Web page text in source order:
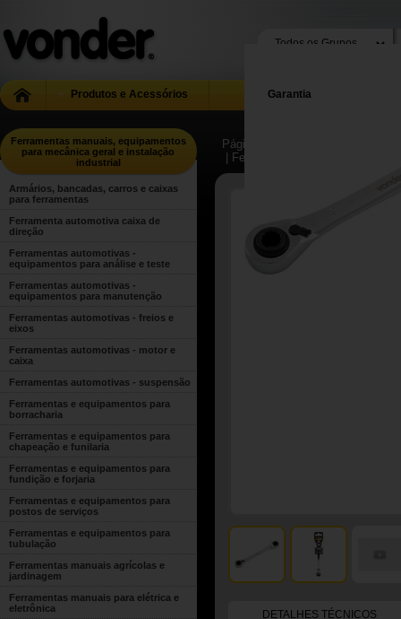
Produtos e Acessórios Garantia
Ferramentas manuais, equipamentos
para mecânica geral e instalação
industrial
Armários, bancadas, carros e caixas
para ferramentas
Ferramenta automotiva caixa de
direção
Ferramentas automotivas -
equipamentos para análise e teste
Ferramentas automotivas -
equipamentos para manutenção
Ferramentas automotivas - freios e
eixos
Ferramentas automotivas - motor e
caixa
Ferramentas automotivas - suspensão
Ferramentas e equipamentos para
borracharia
Ferramentas e equipamentos para
chapeação e funilaria
Ferramentas e equipamentos para
fundição e forjaria
Ferramentas e equipamentos para
postos de serviços
Ferramentas e equipamentos para
tubulação
Ferramentas manuais agrícolas e
jardinagem
Ferramentas manuais para elétrica e
eletrônica
Página Inicial
| Ferramentas manuais para uso
DETALHES TÉCNICOS